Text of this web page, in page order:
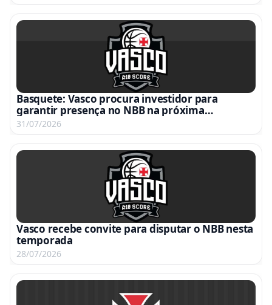
Basquete: Vasco procura investidor para
garantir presença no NBB na próxima
temporada
31/07/2026
Vasco recebe convite para disputar o NBB nesta
temporada
28/07/2026